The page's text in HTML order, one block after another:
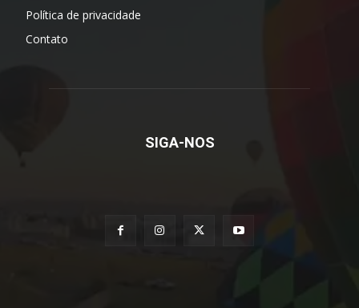
Política de privacidade
Contato
SIGA-NOS